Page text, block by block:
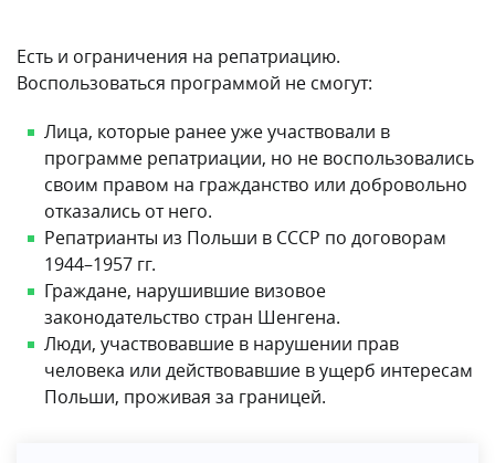
Есть и ограничения на репатриацию.
Воспользоваться программой не смогут:
Лица, которые ранее уже участвовали в
программе репатриации, но не воспользовались
своим правом на гражданство или добровольно
отказались от него.
Репатрианты из Польши в СССР по договорам
1944–1957 гг.
Граждане, нарушившие визовое
законодательство стран Шенгена.
Люди, участвовавшие в нарушении прав
человека или действовавшие в ущерб интересам
Польши, проживая за границей.